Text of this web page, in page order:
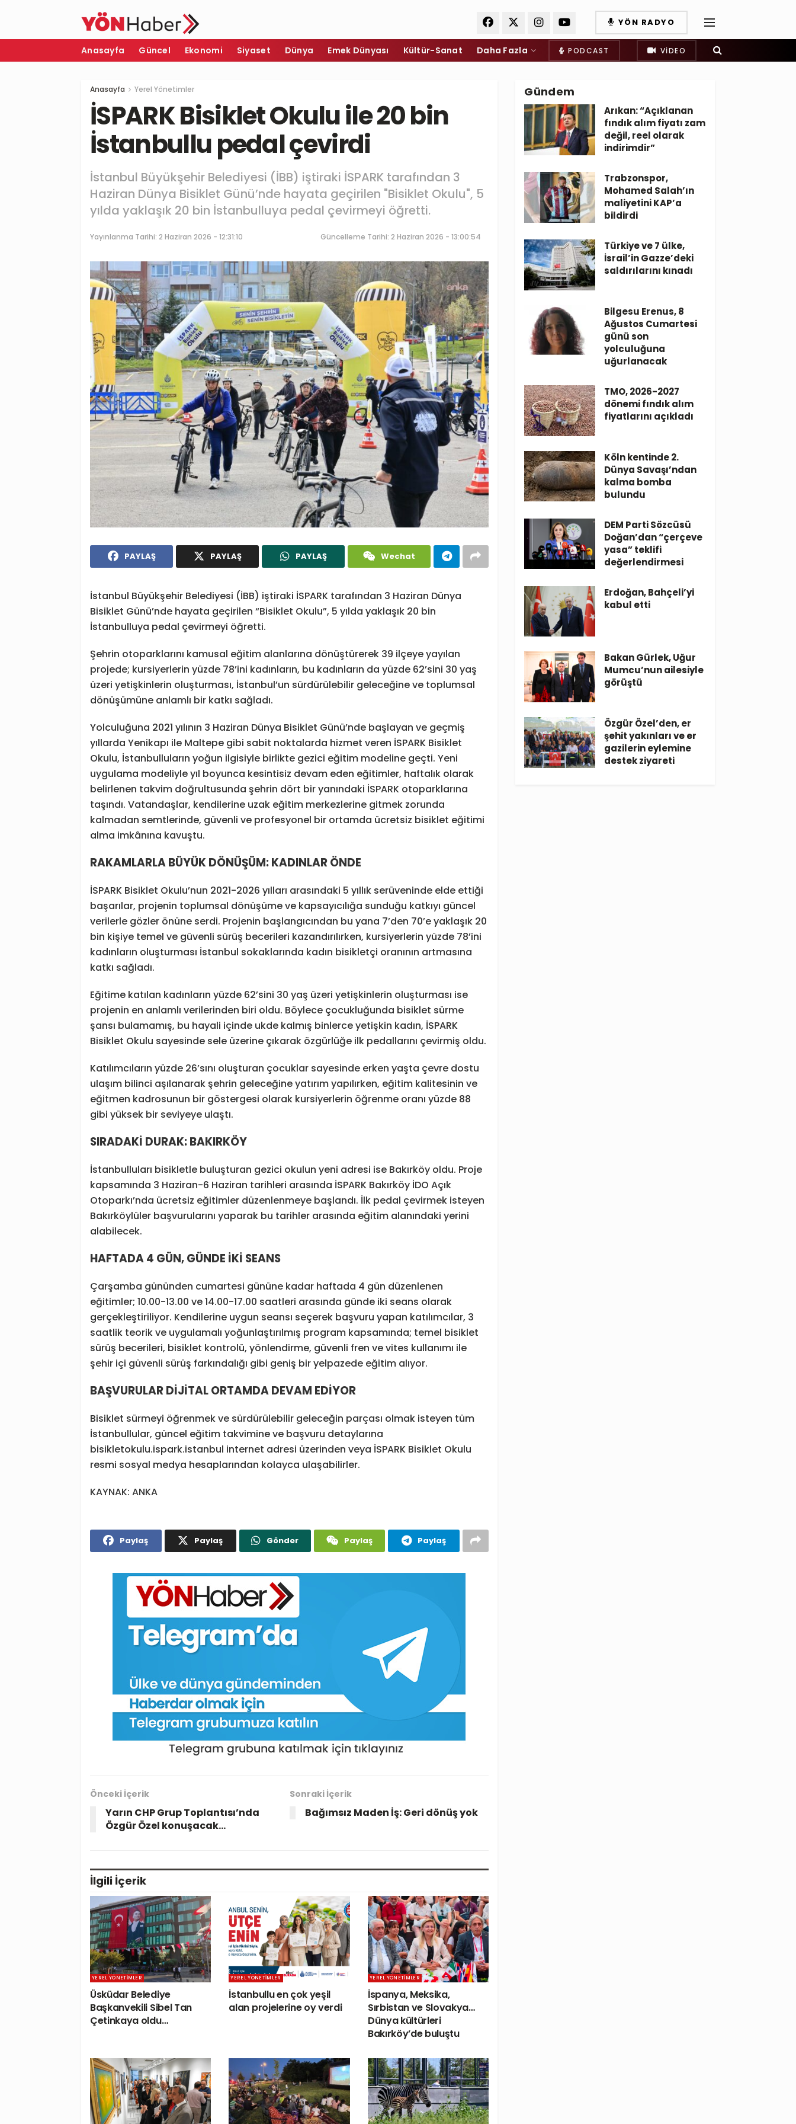
YÖN RADYO
Anasayfa Güncel Ekonomi Siyaset Dünya Emek Dünyası Kültür-Sanat Daha Fazla PODCAST VIDEO
Anasayfa Yerel Yönetimler
İSPARK Bisiklet Okulu ile 20 bin
İstanbullu pedal çevirdi
İstanbul Büyükşehir Belediyesi (İBB) iştiraki İSPARK tarafından 3
Haziran Dünya Bisiklet Günü’nde hayata geçirilen "Bisiklet Okulu", 5
yılda yaklaşık 20 bin İstanbulluya pedal çevirmeyi öğretti.
Yayınlanma Tarihi: 2 Haziran 2026 - 12:31:10 Güncelleme Tarihi: 2 Haziran 2026 - 13:00:54
PAYLAŞ PAYLAŞ PAYLAŞ Wechat
İstanbul Büyükşehir Belediyesi (İBB) iştiraki İSPARK tarafından 3 Haziran Dünya
Bisiklet Günü’nde hayata geçirilen “Bisiklet Okulu”, 5 yılda yaklaşık 20 bin
İstanbulluya pedal çevirmeyi öğretti.
Şehrin otoparklarını kamusal eğitim alanlarına dönüştürerek 39 ilçeye yayılan
projede; kursiyerlerin yüzde 78’ini kadınların, bu kadınların da yüzde 62’sini 30 yaş
üzeri yetişkinlerin oluşturması, İstanbul’un sürdürülebilir geleceğine ve toplumsal
dönüşümüne anlamlı bir katkı sağladı.
Yolculuğuna 2021 yılının 3 Haziran Dünya Bisiklet Günü’nde başlayan ve geçmiş
yıllarda Yenikapı ile Maltepe gibi sabit noktalarda hizmet veren İSPARK Bisiklet
Okulu, İstanbulluların yoğun ilgisiyle birlikte gezici eğitim modeline geçti. Yeni
uygulama modeliyle yıl boyunca kesintisiz devam eden eğitimler, haftalık olarak
belirlenen takvim doğrultusunda şehrin dört bir yanındaki İSPARK otoparklarına
taşındı. Vatandaşlar, kendilerine uzak eğitim merkezlerine gitmek zorunda
kalmadan semtlerinde, güvenli ve profesyonel bir ortamda ücretsiz bisiklet eğitimi
alma imkânına kavuştu.
RAKAMLARLA BÜYÜK DÖNÜŞÜM: KADINLAR ÖNDE
İSPARK Bisiklet Okulu’nun 2021-2026 yılları arasındaki 5 yıllık serüveninde elde ettiği
başarılar, projenin toplumsal dönüşüme ve kapsayıcılığa sunduğu katkıyı güncel
verilerle gözler önüne serdi. Projenin başlangıcından bu yana 7’den 70’e yaklaşık 20
bin kişiye temel ve güvenli sürüş becerileri kazandırılırken, kursiyerlerin yüzde 78’ini
kadınların oluşturması İstanbul sokaklarında kadın bisikletçi oranının artmasına
katkı sağladı.
Eğitime katılan kadınların yüzde 62’sini 30 yaş üzeri yetişkinlerin oluşturması ise
projenin en anlamlı verilerinden biri oldu. Böylece çocukluğunda bisiklet sürme
şansı bulamamış, bu hayali içinde ukde kalmış binlerce yetişkin kadın, İSPARK
Bisiklet Okulu sayesinde sele üzerine çıkarak özgürlüğe ilk pedallarını çevirmiş oldu.
Katılımcıların yüzde 26’sını oluşturan çocuklar sayesinde erken yaşta çevre dostu
ulaşım bilinci aşılanarak şehrin geleceğine yatırım yapılırken, eğitim kalitesinin ve
eğitmen kadrosunun bir göstergesi olarak kursiyerlerin öğrenme oranı yüzde 88
gibi yüksek bir seviyeye ulaştı.
SIRADAKİ DURAK: BAKIRKÖY
İstanbulluları bisikletle buluşturan gezici okulun yeni adresi ise Bakırköy oldu. Proje
kapsamında 3 Haziran-6 Haziran tarihleri arasında İSPARK Bakırköy İDO Açık
Otoparkı’nda ücretsiz eğitimler düzenlenmeye başlandı. İlk pedal çevirmek isteyen
Bakırköylüler başvurularını yaparak bu tarihler arasında eğitim alanındaki yerini
alabilecek.
HAFTADA 4 GÜN, GÜNDE İKİ SEANS
Çarşamba gününden cumartesi gününe kadar haftada 4 gün düzenlenen
eğitimler; 10.00-13.00 ve 14.00-17.00 saatleri arasında günde iki seans olarak
gerçekleştiriliyor. Kendilerine uygun seansı seçerek başvuru yapan katılımcılar, 3
saatlik teorik ve uygulamalı yoğunlaştırılmış program kapsamında; temel bisiklet
sürüş becerileri, bisiklet kontrolü, yönlendirme, güvenli fren ve vites kullanımı ile
şehir içi güvenli sürüş farkındalığı gibi geniş bir yelpazede eğitim alıyor.
BAŞVURULAR DİJİTAL ORTAMDA DEVAM EDİYOR
Bisiklet sürmeyi öğrenmek ve sürdürülebilir geleceğin parçası olmak isteyen tüm
İstanbullular, güncel eğitim takvimine ve başvuru detaylarına
bisikletokulu.ispark.istanbul internet adresi üzerinden veya İSPARK Bisiklet Okulu
resmi sosyal medya hesaplarından kolayca ulaşabilirler.
KAYNAK: ANKA
Paylaş Paylaş Gönder Paylaş Paylaş
Önceki İçerik
Yarın CHP Grup Toplantısı’nda
Özgür Özel konuşacak…
Sonraki İçerik
Bağımsız Maden İş: Geri dönüş yok
İlgili İçerik
YEREL YÖNETIMLER
Üsküdar Belediye
Başkanvekili Sibel Tan
Çetinkaya oldu…
YEREL YÖNETIMLER
İstanbullu en çok yeşil
alan projelerine oy verdi
YEREL YÖNETIMLER
İspanya, Meksika,
Sırbistan ve Slovakya…
Dünya kültürleri
Bakırköy’de buluştu
Gündem
Arıkan: “Açıklanan
fındık alım fiyatı zam
değil, reel olarak
indirimdir”
Trabzonspor,
Mohamed Salah’ın
maliyetini KAP’a
bildirdi
Türkiye ve 7 ülke,
İsrail’in Gazze’deki
saldırılarını kınadı
Bilgesu Erenus, 8
Ağustos Cumartesi
günü son
yolculuğuna
uğurlanacak
TMO, 2026-2027
dönemi fındık alım
fiyatlarını açıkladı
Köln kentinde 2.
Dünya Savaşı’ndan
kalma bomba
bulundu
DEM Parti Sözcüsü
Doğan’dan “çerçeve
yasa” teklifi
değerlendirmesi
Erdoğan, Bahçeli’yi
kabul etti
Bakan Gürlek, Uğur
Mumcu’nun ailesiyle
görüştü
Özgür Özel’den, er
şehit yakınları ve er
gazilerin eylemine
destek ziyareti